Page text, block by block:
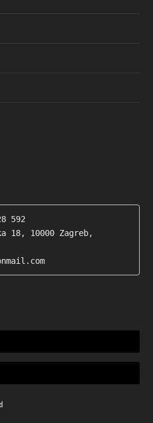
592
18, 10000 Zagreb,